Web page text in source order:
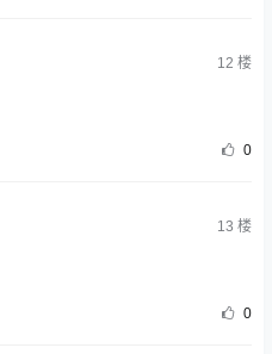
12 楼
0
13 楼
0